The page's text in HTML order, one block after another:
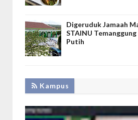
Digeruduk Jamaah
STAINU
Putih
Kampus